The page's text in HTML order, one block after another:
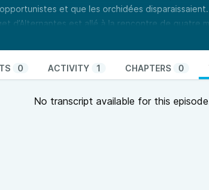
et que les orchidées disparaissaient.
d’Alternantes est allé à la rencontre de quatre
Steven Dupuy, Christian Gendronneau, et
davantage, rendez-vous sur orchidees-loire-
: un enjeu de société est un programme commun
Loire. Une émission mutualisée entre 14 radios
hebdomadaires, vous emmène à la rencontre
0 ACTIVITY 1 CHAPTERS 0
No transcript available for this